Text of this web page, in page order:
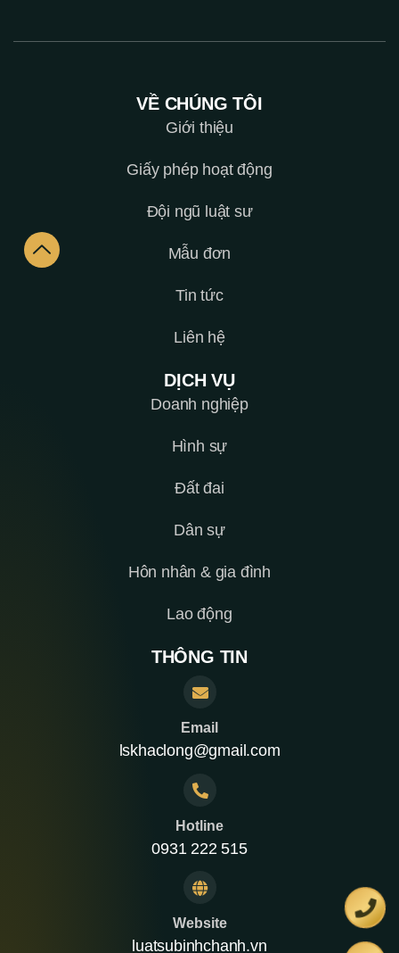
VỀ CHÚNG TÔI
Giới thiệu
Giấy phép hoạt động
Đội ngũ luật sư
Mẫu đơn
Tin tức
Liên hệ
DỊCH VỤ
Doanh nghiệp
Hình sự
Đất đai
Dân sự
Hôn nhân & gia đình
Lao động
THÔNG TIN
Email
lskhaclong@gmail.com
Hotline
0931 222 515
Website
luatsubinhchanh.vn